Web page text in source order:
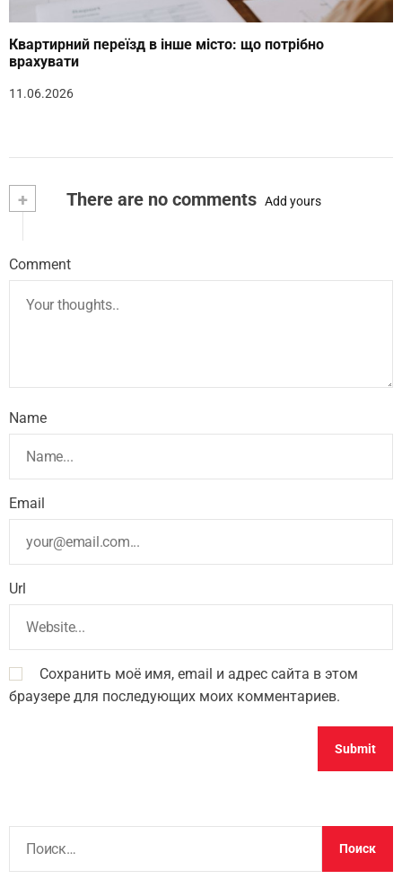
Квартирний переїзд в інше місто: що потрібно
врахувати
11.06.2026
+ There are no comments Add yours
Comment
Name
Email
Url
Сохранить моё имя, email и адрес сайта в этом
браузере для последующих моих комментариев.